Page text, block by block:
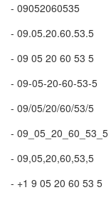
- 09052060535
- 09.05.20.60.53.5
- 09 05 20 60 53 5
- 09-05-20-60-53-5
- 09/05/20/60/53/5
- 09_05_20_60_53_5
- 09,05,20,60,53,5
- +1 9 05 20 60 53 5